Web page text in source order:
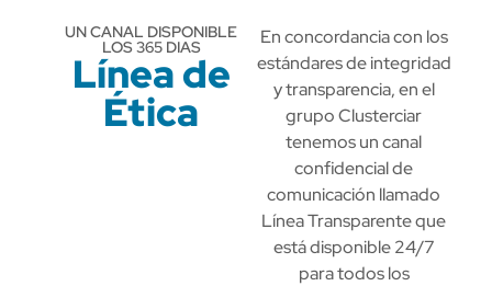
UN CANAL DISPONIBLE
LOS 365 DIAS
Línea de
Ética
En concordancia con los
estándares de integridad
y transparencia, en el
grupo Clusterciar
tenemos un canal
confidencial de
comunicación llamado
Línea Transparente que
está disponible 24/7
para todos los